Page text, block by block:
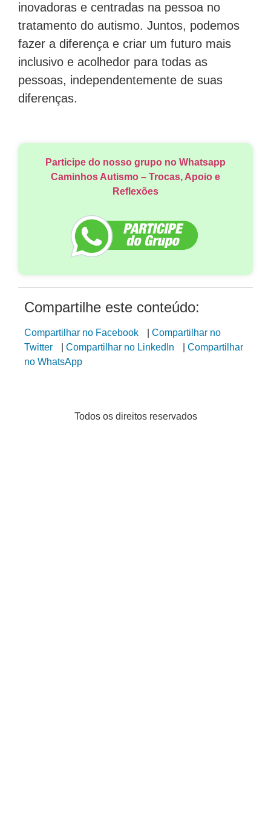
inovadoras e centradas na pessoa no
tratamento do autismo. Juntos, podemos
fazer a diferença e criar um futuro mais
inclusivo e acolhedor para todas as
pessoas, independentemente de suas
diferenças.
Participe do nosso grupo no Whatsapp
Caminhos Autismo – Trocas, Apoio e
Reflexões
Compartilhe este conteúdo:
Compartilhar no Facebook
Compartilhar no
Twitter
Compartilhar no LinkedIn
Compartilhar
no WhatsApp
Todos os direitos reservados